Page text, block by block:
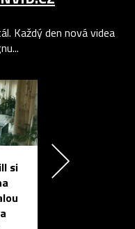
Každý den nová videa
si